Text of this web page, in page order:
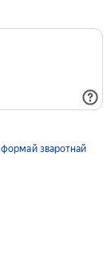
формай зваротнай